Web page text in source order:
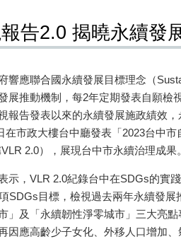
告2.0 揭曉永續發
響應聯合國永續發展目標理念（
展推動機制，每2年定期發表自願檢
報告發表以來的永續發展施政績效
在市政大樓台中廳發表「2023台中
2.0），展現台中市永續治理成果
示，VLR 2.0紀錄台中在SDGs的實
SDGs目標，檢視過去兩年永續發
」及「永續韌性淨零城市」三大亮
因應高齡少子女化、外移人口增加